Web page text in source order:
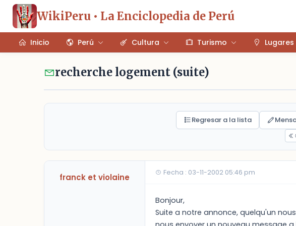
WikiPeru • La Enciclopedia de Perú
Inicio Perú Cultura Turismo Lugares
recherche logement (suite)
Regresar a la lista
franck et violaine Fecha : 03-11-2002 05:46 pm
Bonjour,
Suite a notre annonce, quelqu'un